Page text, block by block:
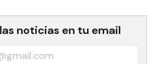
noticias en tu email